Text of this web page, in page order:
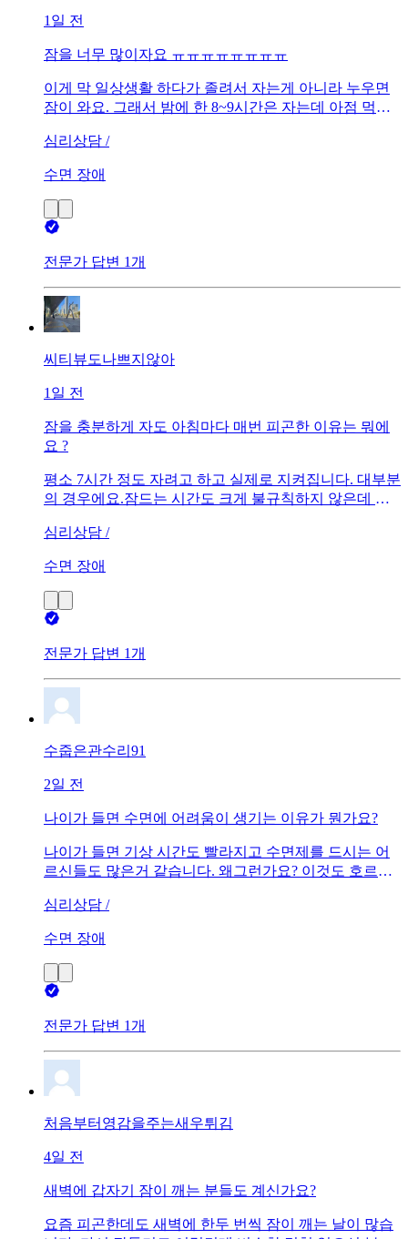
1일 전
잠을 너무 많이자요 ㅠㅠㅠㅠㅠㅠㅠㅠ
이게 막 일상생활 하다가 졸려서 자는게 아니라 누우면
잠이 와요. 그래서 밤에 한 8~9시간은 자는데 아점 먹고
3~3 시간은 자는 거 같아요 이거 뭐죠 ㅠㅠ
심리상담 /
수면 장애
전문가 답변 1개
씨티뷰도나쁘지않아
1일 전
잠을 충분하게 자도 아침마다 매번 피곤한 이유는 뭐에
요 ?
평소 7시간 정도 자려고 하고 실제로 지켜집니다. 대부분
의 경우에요.잠드는 시간도 크게 불규칙하지 않은데 개
이 문제인 거 같은데, 개선하려면 어떤 부분을 확인하고
심리상담 /
수면 장애
전문가 답변 1개
수줍은관수리91
2일 전
나이가 들면 수면에 어려움이 생기는 이유가 뭔가요?
나이가 들면 기상 시간도 빨라지고 수면제를 드시는 어
르신들도 많은거 같습니다. 왜그런가요? 이것도 호르몬
심리상담 /
수면 장애
전문가 답변 1개
처음부터영감을주는새우튀김
4일 전
새벽에 갑자기 잠이 깨는 분들도 계신가요?
요즘 피곤한데도 새벽에 한두 번씩 잠이 깨는 날이 많습